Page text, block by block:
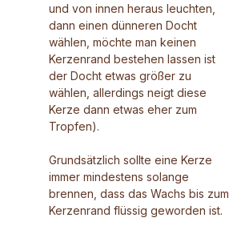
und von innen heraus leuchten,
dann einen dünneren Docht
wählen, möchte man keinen
Kerzenrand bestehen lassen ist
der Docht etwas größer zu
wählen, allerdings neigt diese
Kerze dann etwas eher zum
Tropfen).
Grundsätzlich sollte eine Kerze
immer mindestens solange
brennen, dass das Wachs bis zum
Kerzenrand flüssig geworden ist.